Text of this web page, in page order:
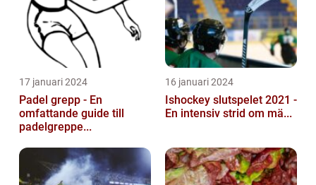
17 januari 2024
Padel grepp - En
omfattande guide till
padelgreppe...
16 januari 2024
Ishockey slutspelet 2021 -
En intensiv strid om mä...